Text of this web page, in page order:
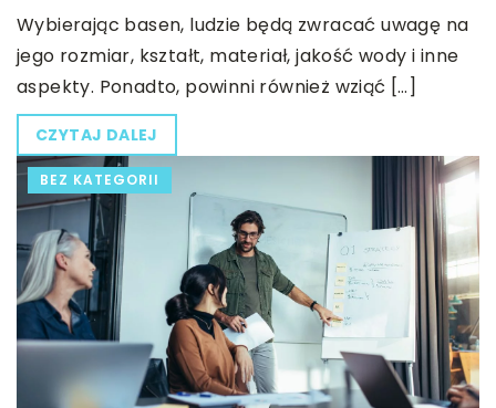
Wybierając basen, ludzie będą zwracać uwagę na
jego rozmiar, kształt, materiał, jakość wody i inne
aspekty. Ponadto, powinni również wziąć […]
CZYTAJ DALEJ
BEZ KATEGORII